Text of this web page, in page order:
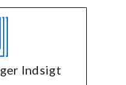
Indsigt